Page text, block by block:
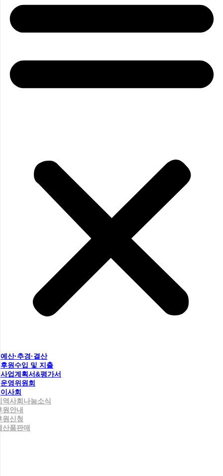
예산·추경·결산
후원수입 및 지출
사업계획서&평가서
운영위원회
이사회
역사회나눔소식
원안내
원신청
산품판매